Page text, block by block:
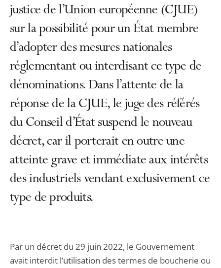
justice de l’Union européenne (CJUE)
sur la possibilité pour un État membre
d’adopter des mesures nationales
réglementant ou interdisant ce type de
dénominations. Dans l’attente de la
réponse de la CJUE, le juge des référés
du Conseil d’État suspend le nouveau
décret, car il porterait en outre une
atteinte grave et immédiate aux intérêts
des industriels vendant exclusivement ce
type de produits.
Par un décret du 29 juin 2022, le Gouvernement
avait interdit l’utilisation des termes de boucherie ou